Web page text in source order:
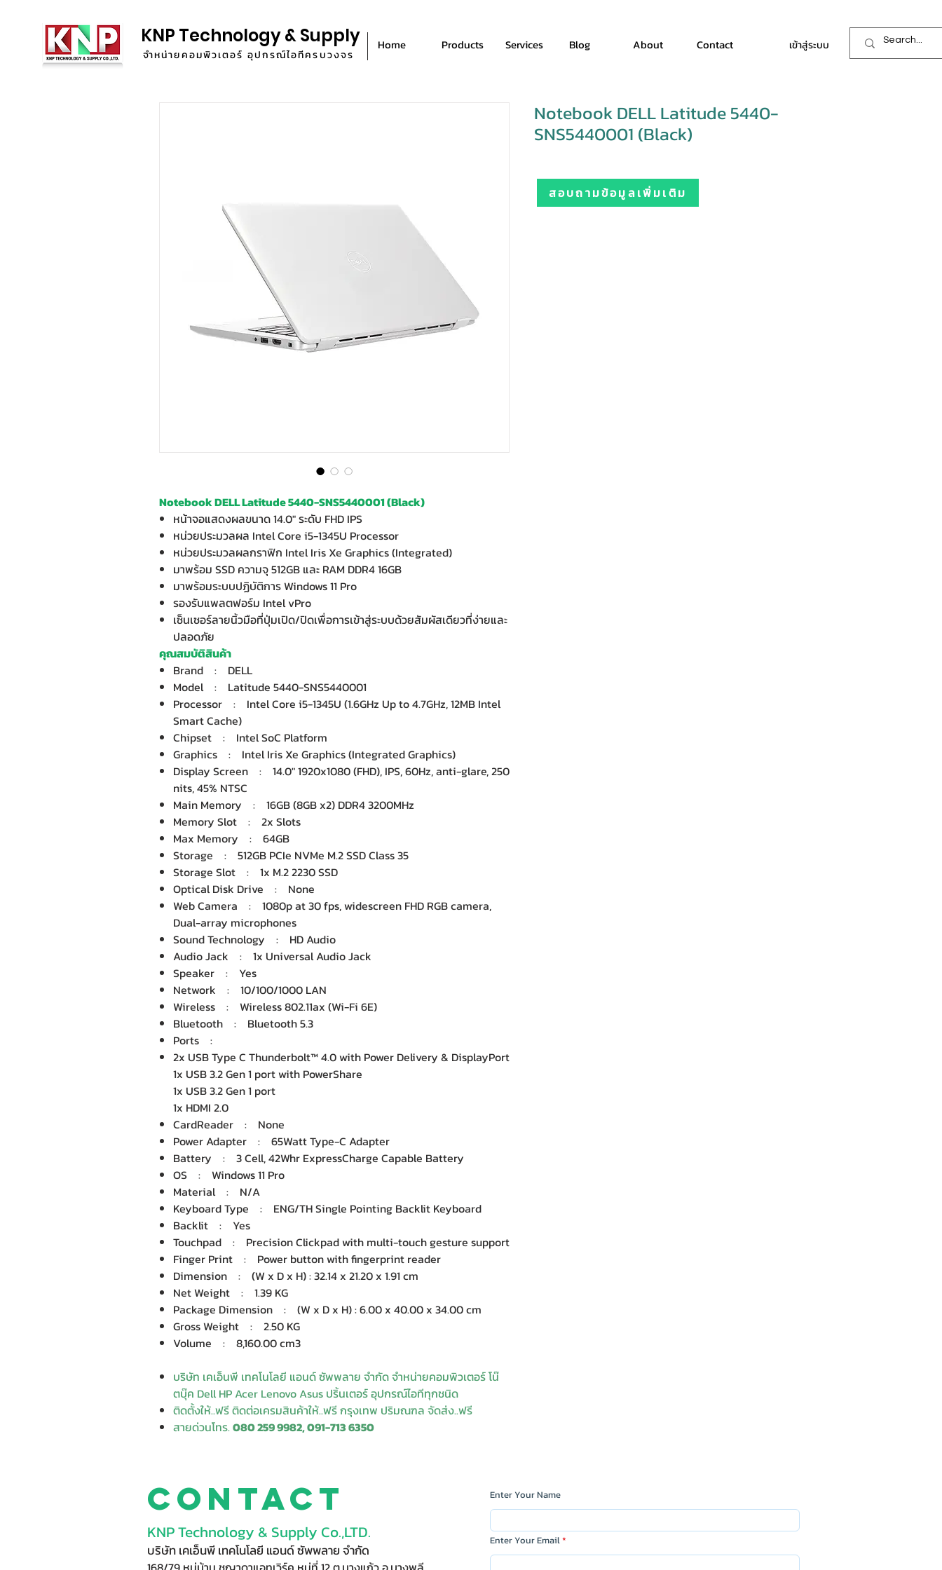
KNP Technology & Supply
จำหน่ายคอมพิวเตอร์ อุปกรณ์ไอทีครบวงจร
Home Products Services Blog About Contact เข้าสู่ระบบ
Notebook DELL Latitude 5440-SNS5440001 (Black)
หน้าจอแสดงผลขนาด 14.0" ระดับ FHD IPS
หน่วยประมวลผล Intel Core i5-1345U Processor
หน่วยประมวลผลกราฟิก Intel Iris Xe Graphics (Integrated)
มาพร้อม SSD ความจุ 512GB และ RAM DDR4 16GB
มาพร้อมระบบปฏิบัติการ Windows 11 Pro
รองรับแพลตฟอร์ม Intel vPro
เซ็นเซอร์ลายนิ้วมือที่ปุ่มเปิด/ปิดเพื่อการเข้าสู่ระบบด้วยสัมผัสเดียวที่ง่ายและ
ปลอดภัย
คุณสมบัติสินค้า
Brand : DELL
Model : Latitude 5440-SNS5440001
Processor : Intel Core i5-1345U (1.6GHz Up to 4.7GHz, 12MB Intel
Smart Cache)
Chipset : Intel SoC Platform
Graphics : Intel Iris Xe Graphics (Integrated Graphics)
Display Screen : 14.0" 1920x1080 (FHD), IPS, 60Hz, anti-glare, 250
nits, 45% NTSC
Main Memory : 16GB (8GB x2) DDR4 3200MHz
Memory Slot : 2x Slots
Max Memory : 64GB
Storage : 512GB PCIe NVMe M.2 SSD Class 35
Storage Slot : 1x M.2 2230 SSD
Optical Disk Drive : None
Web Camera : 1080p at 30 fps, widescreen FHD RGB camera,
Dual-array microphones
Sound Technology : HD Audio
Audio Jack : 1x Universal Audio Jack
Speaker : Yes
Network : 10/100/1000 LAN
Wireless : Wireless 802.11ax (Wi-Fi 6E)
Bluetooth : Bluetooth 5.3
Ports :
2x USB Type C Thunderbolt™ 4.0 with Power Delivery & DisplayPort
1x USB 3.2 Gen 1 port with PowerShare
1x USB 3.2 Gen 1 port
1x HDMI 2.0
CardReader : None
Power Adapter : 65Watt Type-C Adapter
Battery : 3 Cell, 42Whr ExpressCharge Capable Battery
OS : Windows 11 Pro
Material : N/A
Keyboard Type : ENG/TH Single Pointing Backlit Keyboard
Backlit : Yes
Touchpad : Precision Clickpad with multi-touch gesture support
Finger Print : Power button with fingerprint reader
Dimension : (W x D x H) : 32.14 x 21.20 x 1.91 cm
Net Weight : 1.39 KG
Package Dimension : (W x D x H) : 6.00 x 40.00 x 34.00 cm
Gross Weight : 2.50 KG
Volume : 8,160.00 cm3
บริษัท เคเอ็นพี เทคโนโลยี แอนด์ ซัพพลาย จำกัด จำหน่ายคอมพิวเตอร์ โน๊
ตบุ๊ค Dell HP Acer Lenovo Asus ปริ้นเตอร์ อุปกรณ์ไอทีทุกชนิด
ติดตั้งให้..ฟรี ติดต่อเครมสินค้าให้..ฟรี กรุงเทพ ปริมณฑล จัดส่ง..ฟรี
สายด่วนโทร.080 259 9982, 091-713 6350
Notebook DELL Latitude 5440-
SNS5440001 (Black)
สอบถามข้อมูลเพิ่มเติม
Contact
KNP Technology & Supply Co.,LTD.
บริษัท เคเอ็นพี เทคโนโลยี แอนด์ ซัพพลาย จำกัด
Enter Your Name
Enter Your Email